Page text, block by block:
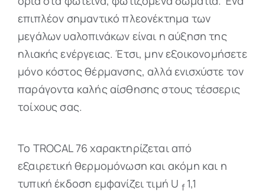
επιπλέον σημαντικό πλεονέκτημα των
μεγάλων υαλοπινάκων είναι η αύξηση της
ηλιακής ενέργειας. Έτσι, μην εξοικονομήσετε
μόνο κόστος θέρμανσης, αλλά ενισχύστε τον
παράγοντα καλής αίσθησης στους τέσσερις
τοίχους σας.
Το TROCAL 76 χαρακτηρίζεται από
εξαιρετική θερμομόνωση και ακόμη και η
τυπική έκδοση εμφανίζει τιμή U f1,1